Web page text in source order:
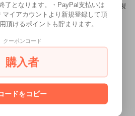
の賞を受賞している「小平光嵐」によって製
でも販売されご愛用頂いております。
了となります。・PayPal支払いは
イアカウントより新規登録して頂
頂けるポイントも貯まります。
クーポンコード
購入者
ードをコピー